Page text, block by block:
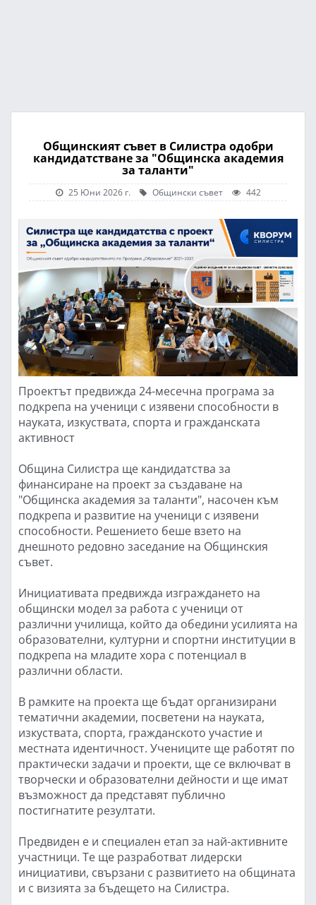
Общинският съвет в Силистра одобри
кандидатстване за "Общинска академия
за таланти"
25 Юни 2026 г. Общински съвет 442
Проектът предвижда 24-месечна програма за
подкрепа на ученици с изявени способности в
науката, изкуствата, спорта и гражданската
активност
Община Силистра ще кандидатства за
финансиране на проект за създаване на
"Общинска академия за таланти", насочен към
подкрепа и развитие на ученици с изявени
способности. Решението беше взето на
днешното редовно заседание на Общинския
съвет.
Инициативата предвижда изграждането на
общински модел за работа с ученици от
различни училища, който да обедини усилията на
образователни, културни и спортни институции в
подкрепа на младите хора с потенциал в
различни области.
В рамките на проекта ще бъдат организирани
тематични академии, посветени на науката,
изкуствата, спорта, гражданското участие и
местната идентичност. Учениците ще работят по
практически задачи и проекти, ще се включват в
творчески и образователни дейности и ще имат
възможност да представят публично
постигнатите резултати.
Предвиден е и специален етап за най-активните
участници. Те ще разработват лидерски
инициативи, свързани с развитието на общината
и с визията за бъдещето на Силистра.